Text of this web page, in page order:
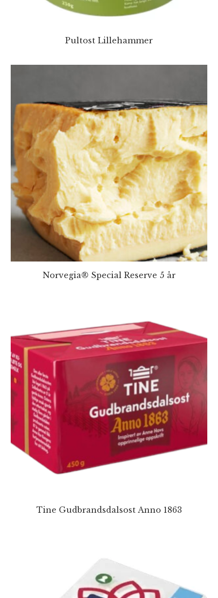
Pultost Lillehammer
Norvegia® Special Reserve 5 år
Tine Gudbrandsdalsost Anno 1863